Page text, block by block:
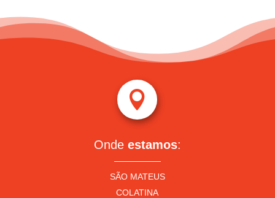

Onde estamos:
SÃO MATEUS
COLATINA